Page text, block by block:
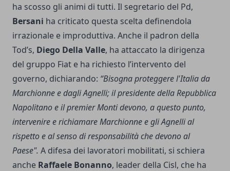
ha scosso gli animi di tutti. Il segretario del Pd,
Bersani ha criticato questa scelta definendola
irrazionale e improduttiva. Anche il padron della
Tod’s, Diego Della Valle, ha attaccato la dirigenza
del gruppo Fiat e ha richiesto l’intervento del
governo, dichiarando: “Bisogna proteggere l'Italia da
Marchionne e dagli Agnelli; il presidente della Repubblica
Napolitano e il premier Monti devono, a questo punto,
intervenire e richiamare Marchionne e gli Agnelli al
rispetto e al senso di responsabilità che devono al
Paese". A difesa dei lavoratori mobilitati, si schiera
anche Raffaele Bonanno, leader della Cisl, che ha